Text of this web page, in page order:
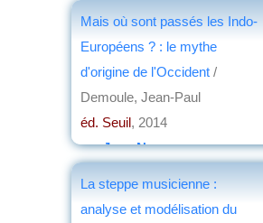
Mais où sont passés les Indo-
Européens ? : le mythe
d'origine de l'Occident /
Demoule, Jean-Paul
éd. Seuil, 2014
parJean Nemo
La steppe musicienne :
analyse et modélisation du